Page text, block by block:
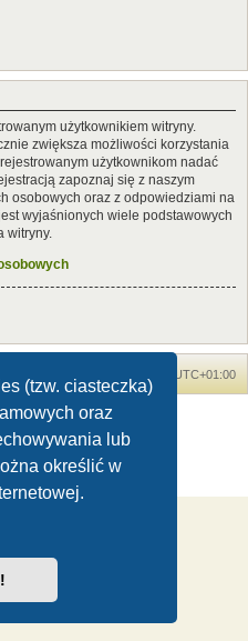
(tzw. ciasteczka)
oraz
lub
określić w
użytkownikiem witryny.
zwiększa możliwości korzystania
użytkownikom nadać
zapoznaj się z naszym
osobowych oraz z odpowiedziami na
wyjaśnionych wiele podstawowych
witryny.
UTC+01:00
© 2006-2020
Software © phpBB Limited
|Regulamin